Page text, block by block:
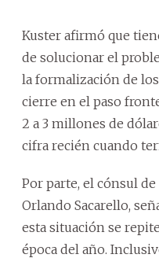
Kuster afirmó que
de solucionar el
la formalización de
cierre en el paso
2 a 3 millones de
cifra recién cuando
Por parte, el cónsul
Orlando Sacarello,
esta situación se
época del año.